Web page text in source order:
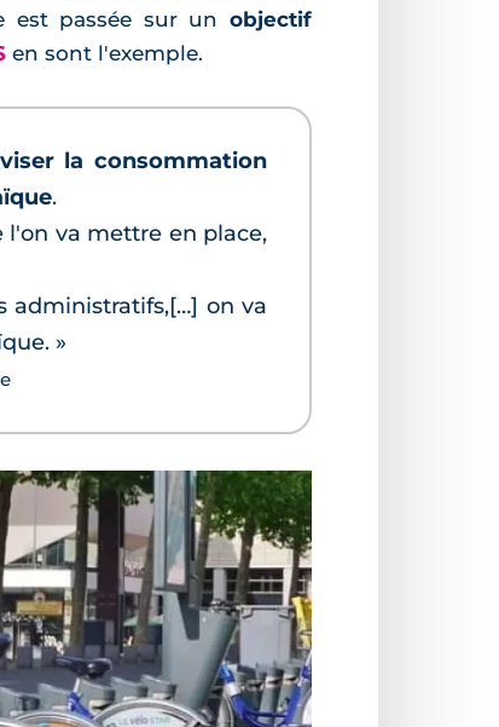
est passée sur un objectif
en sont l'exemple.
la consommation
.
l'on va mettre en place,
administratifs,[…] on va
»